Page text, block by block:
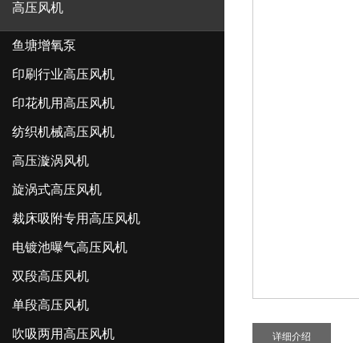
高压风机
鱼塘增氧泵
印刷行业高压风机
印花机用高压风机
纺织机械高压风机
高压漩涡风机
旋涡式高压风机
裁床吸附专用高压风机
电镀池曝气高压风机
双段高压风机
单段高压风机
吹吸两用高压风机 详细介绍